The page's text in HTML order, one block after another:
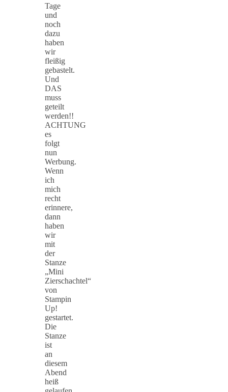
Tage
und
noch
dazu
haben
wir
fleißig
gebastelt.
Und
DAS
muss
geteilt
werden!!
ACHTUNG
es
folgt
nun
Werbung.
Wenn
ich
mich
recht
erinnere,
dann
haben
wir
mit
der
Stanze
„Mini
Zierschachtel“
von
Stampin
Up!
gestartet.
Die
Stanze
ist
an
diesem
Abend
heiß